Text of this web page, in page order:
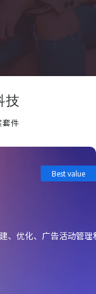
技
件
Best value
、优化、广告活动管理